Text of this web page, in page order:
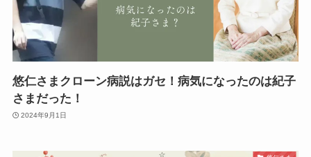
悠仁さまクローン病説はガセ！病気になったのは紀子
さまだった！
2024年9月1日